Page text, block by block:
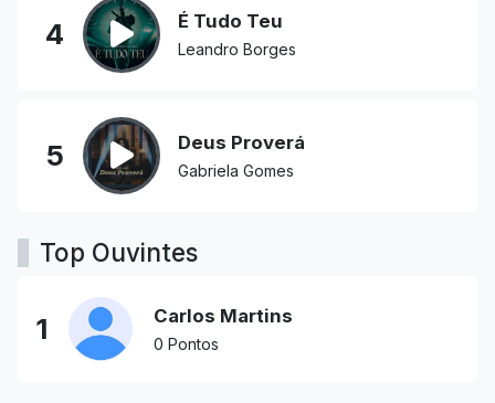
4 É Tudo Teu
Leandro Borges
5 Deus Proverá
Gabriela Gomes
Top Ouvintes
1 Carlos Martins
0 Pontos